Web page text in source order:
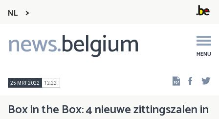
NL
news.belgium MENU
Main
navigation
25 MRT 2022 12:22
Box in the Box: 4 nieuwe zittingszalen in